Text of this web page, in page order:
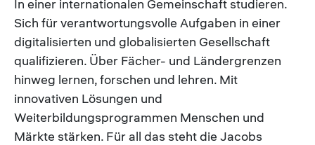
In einer internationalen Gemeinschaft studieren.
Sich für verantwortungsvolle Aufgaben in einer
digitalisierten und globalisierten Gesellschaft
qualifizieren. Über Fächer- und Ländergrenzen
hinweg lernen, forschen und lehren. Mit
innovativen Lösungen und
Weiterbildungsprogrammen Menschen und
Märkte stärken. Für all das steht die Jacobs